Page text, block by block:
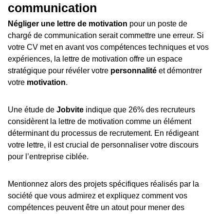
communication
Négliger une lettre de motivation pour un poste de
chargé de communication serait commettre une erreur. Si
votre CV met en avant vos compétences techniques et vos
expériences, la lettre de motivation offre un espace
stratégique pour révéler votre personnalité et démontrer
votre motivation.
Une étude de Jobvite indique que 26% des recruteurs
considèrent la lettre de motivation comme un élément
déterminant du processus de recrutement. En rédigeant
votre lettre, il est crucial de personnaliser votre discours
pour l’entreprise ciblée.
Mentionnez alors des projets spécifiques réalisés par la
société que vous admirez et expliquez comment vos
compétences peuvent être un atout pour mener des